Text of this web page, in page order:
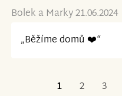
Bolek a Marky 21.06.2024
„Běžíme domů ❤️“
1 2 3